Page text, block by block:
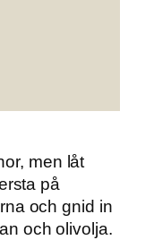
men låt
på
och gnid in
och olivolja.